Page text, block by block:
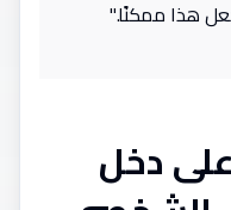
على دخل